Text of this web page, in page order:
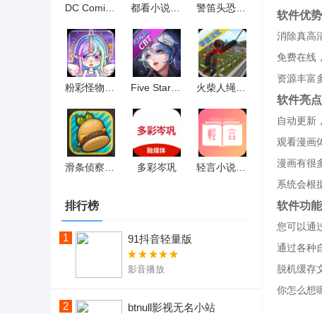
多彩岑巩
排行榜
1 91抖音轻量版
影音播放
2 btnull影视无名小站
软件优势
消除真高
免费在线
资源丰富
软件亮点
自动更新
观看漫画
漫画有很
系统会根
软件功能
您可以通
通过各种
脱机缓存
你怎么想